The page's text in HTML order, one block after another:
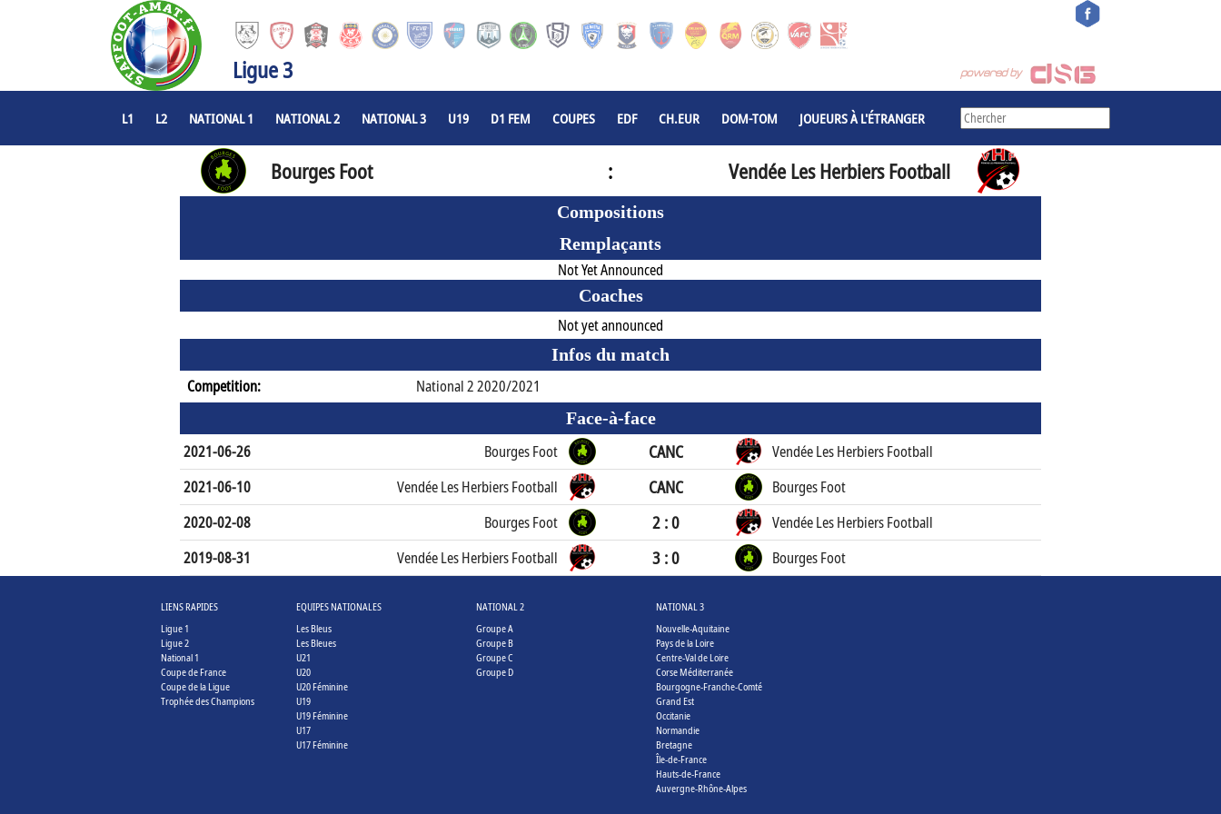
Ligue 3
L1 L2 NATIONAL 1 NATIONAL 2 NATIONAL 3 U19 D1 FEM COUPES EDF CH.EUR DOM-TOM JOUEURS À L'ÉTRANGER
Bourges Foot : Vendée Les Herbiers Football
Compositions
Remplaçants
Not Yet Announced
Coaches
Not yet announced
Infos du match
Competition:
National 2 2020/2021
Face-à-face
2021-06-26
Bourges Foot CANC
Vendée Les Herbiers Football
2021-06-10
Vendée Les Herbiers Football CANC
Bourges Foot
2020-02-08
Bourges Foot 2 : 0
Vendée Les Herbiers Football
2019-08-31
Vendée Les Herbiers Football 3 : 0 Bourges Foot
LIENS RAPIDES
Ligue 1
Ligue 2
National 1
Coupe de France
Coupe de la Ligue
Trophée des Champions
EQUIPES NATIONALES
Les Bleus
Les Bleues
U21
U20
U20 Féminine
U19
U19 Féminine
U17
U17 Féminine
NATIONAL 2
Groupe A
Groupe B
Groupe C
Groupe D
NATIONAL 3
Nouvelle-Aquitaine
Pays de la Loire
Centre-Val de Loire
Corse Méditerranée
Bourgogne-Franche-Comté
Grand Est
Occitanie
Normandie
Bretagne
Île-de-France
Hauts-de-France
Auvergne-Rhône-Alpes